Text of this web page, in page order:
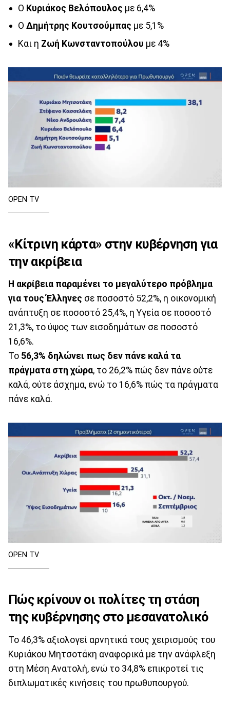
Ο Κυριάκος Βελόπουλος με 6,4%
Ο Δημήτρης Κουτσούμπας με 5,1%
Και η Ζωή Κωνσταντοπούλου με 4%
OPEN TV
«Κίτρινη κάρτα» στην κυβέρνηση για
την ακρίβεια
Η ακρίβεια παραμένει το μεγαλύτερο πρόβλημα
για τους Έλληνες σε ποσοστό 52,2%, η οικονομική
ανάπτυξη σε ποσοστό 25,4%, η Υγεία σε ποσοστό
21,3%, το ύψος των εισοδημάτων σε ποσοστό
16,6%.
Το 56,3% δηλώνει πως δεν πάνε καλά τα
πράγματα στη χώρα, το 26,2% πώς δεν πάνε ούτε
καλά, ούτε άσχημα, ενώ το 16,6% πώς τα πράγματα
πάνε καλά.
OPEN TV
Πώς κρίνουν οι πολίτες τη στάση
της κυβέρνησης στο μεσανατολικό
Το 46,3% αξιολογεί αρνητικά τους χειρισμούς του
Κυριάκου Μητσοτάκη αναφορικά με την ανάφλεξη
στη Μέση Ανατολή, ενώ το 34,8% επικροτεί τις
διπλωματικές κινήσεις του πρωθυπουργού.